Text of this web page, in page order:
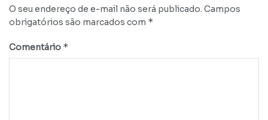
O seu endereço de e-mail não será publicado. Campos
obrigatórios são marcados com *
Comentário *